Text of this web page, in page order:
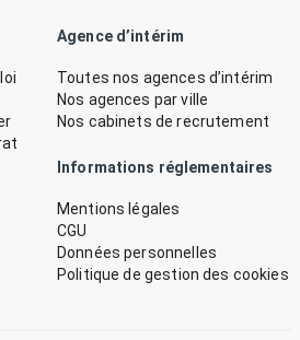
Agence d’intérim
Toutes nos agences d’intérim
Nos agences par ville
Nos cabinets de recrutement
Informations réglementaires
Mentions légales
CGU
Données personnelles
Politique de gestion des cookies